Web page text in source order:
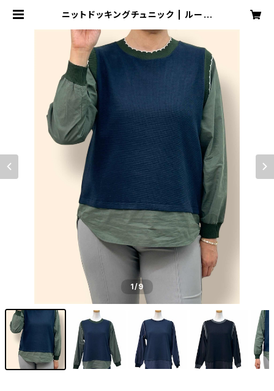
ニットドッキングチュニック | ルーシ
1/9